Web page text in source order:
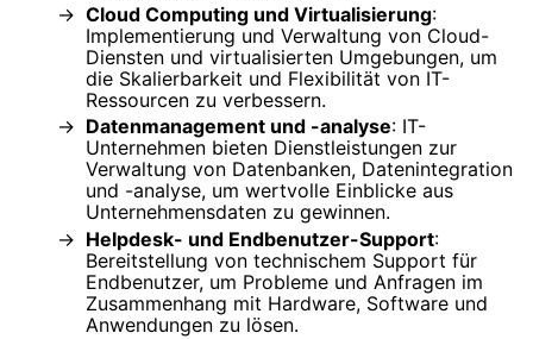
Cloud Computing und Virtualisierung:
Implementierung und Verwaltung von Cloud-
Diensten und virtualisierten Umgebungen, um
die Skalierbarkeit und Flexibilität von IT-
Ressourcen zu verbessern.
Datenmanagement und -analyse: IT-
Unternehmen bieten Dienstleistungen zur
Verwaltung von Datenbanken, Datenintegration
und -analyse, um wertvolle Einblicke aus
Unternehmensdaten zu gewinnen.
Helpdesk- und Endbenutzer-Support:
Bereitstellung von technischem Support für
Endbenutzer, um Probleme und Anfragen im
Zusammenhang mit Hardware, Software und
Anwendungen zu lösen.